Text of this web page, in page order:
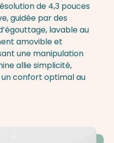
de 4,3 pouces
guidée par des
lavable au
amovible et
une manipulation
allie simplicité,
confort optimal au